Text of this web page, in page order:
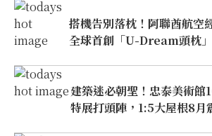
搭機告別落枕！阿聯酋航空
全球首創「U-Dream頭枕
建築迷必朝聖！忠泰美術館
特展打頭陣，1:5大屋根8月